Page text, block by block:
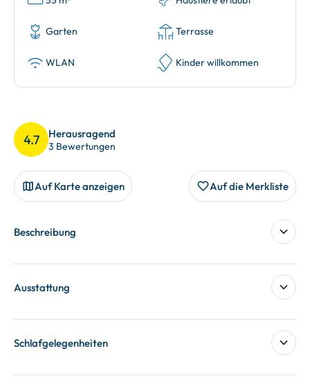
Garten Terrasse
WLAN Kinder willkommen
4.7 Herausragend
3 Bewertungen
Auf Karte anzeigen Auf die Merkliste
Beschreibung
Ausstattung
Schlafgelegenheiten